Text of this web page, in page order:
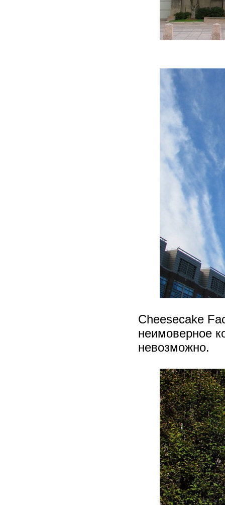
Cheesecake
неимоверное
невозможно.